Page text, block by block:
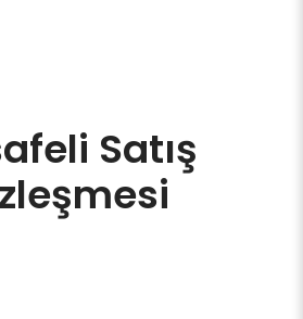
Satış